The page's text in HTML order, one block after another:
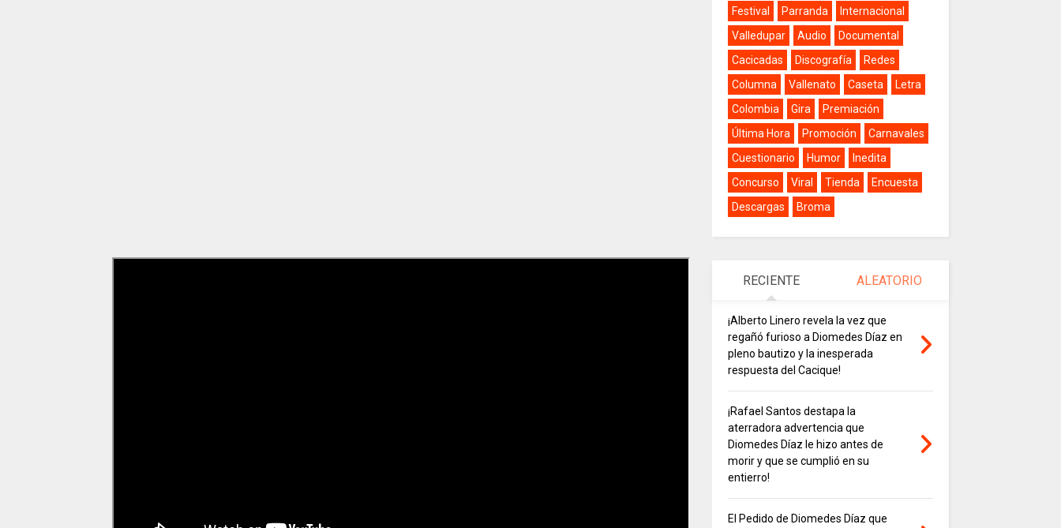
Festival
Parranda
Internacional
Valledupar
Audio
Documental
Cacicadas
Discografía
Redes
Columna
Vallenato Caseta
Letra
Colombia
Gira
Premiación
Última Hora
Promoción
Carnavales
Cuestionario
Humor
Inedita
Concurso
Viral Tienda
Encuesta
Descargas
Broma
RECIENTE ALEATORIO
¡Alberto Linero revela la vez que
regañó furioso a Diomedes Díaz en
pleno bautizo y la inesperada
respuesta del Cacique!
¡Rafael Santos destapa la
aterradora advertencia que
Diomedes Díaz le hizo antes de
morir y que se cumplió en su
entierro!
El Pedido de Diomedes Díaz que